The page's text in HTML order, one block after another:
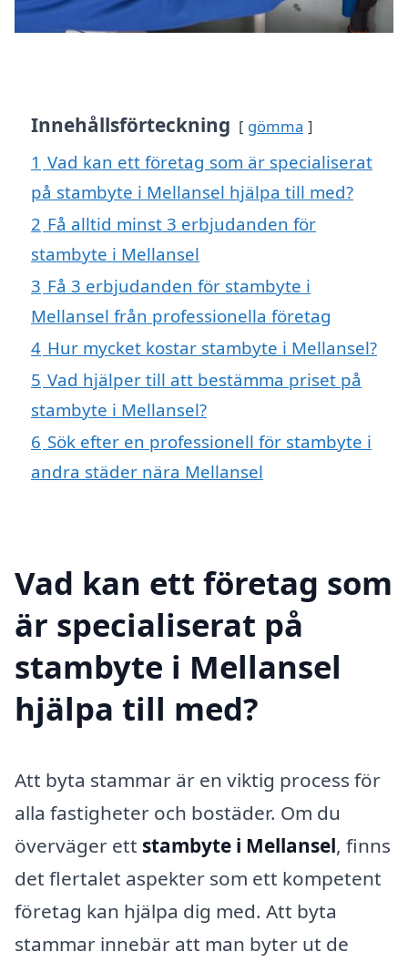
Innehållsförteckning gömma
1 Vad kan ett företag som är specialiserat
på stambyte i Mellansel hjälpa till med?
2 Få alltid minst 3 erbjudanden för
stambyte i Mellansel
3 Få 3 erbjudanden för stambyte i
Mellansel från professionella företag
4 Hur mycket kostar stambyte i Mellansel?
5 Vad hjälper till att bestämma priset på
stambyte i Mellansel?
6 Sök efter en professionell för stambyte i
andra städer nära Mellansel
Vad kan ett företag som
är specialiserat på
stambyte i Mellansel
hjälpa till med?
Att byta stammar är en viktig process för
alla fastigheter och bostäder. Om du
överväger ett stambyte i Mellansel, finns
det flertalet aspekter som ett kompetent
företag kan hjälpa dig med. Att byta
stammar innebär att man byter ut de